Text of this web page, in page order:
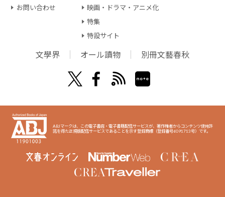
お問い合わせ
映画・ドラマ・アニメ化
特集
特設サイト
文學界 オール讀物 別冊文藝春秋
ABJマークは、この電子書店・電子書籍配信サービスが、著作権者からコンテンツ使用許
諾を得た正規版配信サービスであることを示す登録商標（登録番号6091713号）です。